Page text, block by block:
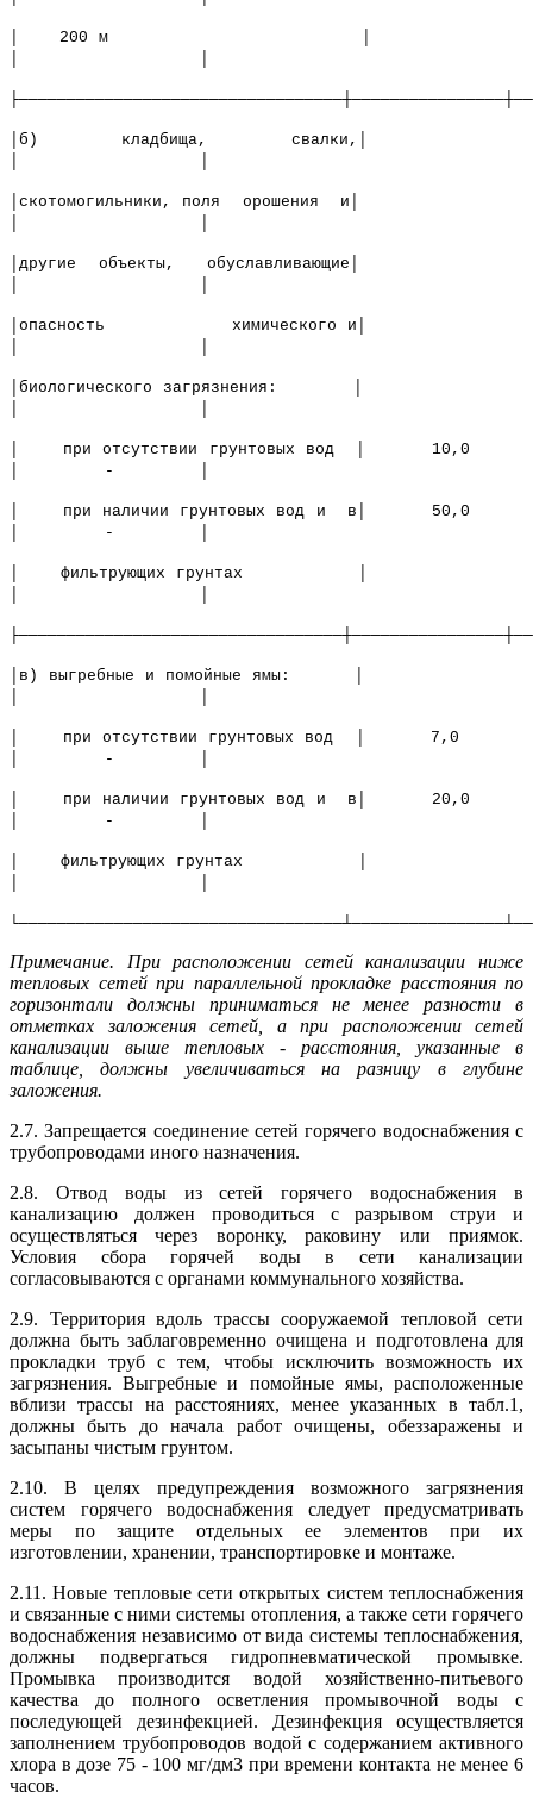
│ 200 м │
│б) кладбища, свалки,│
│скотомогильники, поля орошения и│
│другие объекты, обуславливающие│
│опасность химического и│
│биологического загрязнения: │
│ при отсутствии грунтовых вод │ 10,0
│ - │
│ при наличии грунтовых вод и в│ 50,0
│ - │
│ фильтрующих грунтах │
│в) выгребные и помойные ямы: │
│ при отсутствии грунтовых вод │ 7,0
│ - │
│ при наличии грунтовых вод и в│ 20,0
│ - │
│ фильтрующих грунтах │
Примечание. При расположении сетей канализации ниже
тепловых сетей при параллельной прокладке расстояния по
горизонтали должны приниматься не менее разности в
отметках заложения сетей, а при расположении сетей
канализации выше тепловых - расстояния, указанные в
таблице, должны увеличиваться на разницу в глубине
заложения.
2.7. Запрещается соединение сетей горячего водоснабжения с
трубопроводами иного назначения.
2.8. Отвод воды из сетей горячего водоснабжения в
канализацию должен проводиться с разрывом струи и
осуществляться через воронку, раковину или приямок.
Условия сбора горячей воды в сети канализации
согласовываются с органами коммунального хозяйства.
2.9. Территория вдоль трассы сооружаемой тепловой сети
должна быть заблаговременно очищена и подготовлена для
прокладки труб с тем, чтобы исключить возможность их
загрязнения. Выгребные и помойные ямы, расположенные
вблизи трассы на расстояниях, менее указанных в табл.1,
должны быть до начала работ очищены, обеззаражены и
засыпаны чистым грунтом.
2.10. В целях предупреждения возможного загрязнения
систем горячего водоснабжения следует предусматривать
меры по защите отдельных ее элементов при их
изготовлении, хранении, транспортировке и монтаже.
2.11. Новые тепловые сети открытых систем теплоснабжения
и связанные с ними системы отопления, а также сети горячего
водоснабжения независимо от вида системы теплоснабжения,
должны подвергаться гидропневматической промывке.
Промывка производится водой хозяйственно-питьевого
качества до полного осветления промывочной воды с
последующей дезинфекцией. Дезинфекция осуществляется
заполнением трубопроводов водой с содержанием активного
хлора в дозе 75 - 100 мг/дм3 при времени контакта не менее 6
часов.